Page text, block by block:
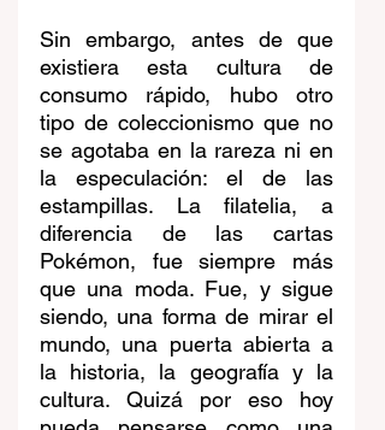
Sin embargo, antes de que
existiera esta cultura de
consumo rápido, hubo otro
tipo de coleccionismo que no
se agotaba en la rareza ni en
la especulación: el de las
estampillas. La filatelia, a
diferencia de las cartas
Pokémon, fue siempre más
que una moda. Fue, y sigue
siendo, una forma de mirar el
mundo, una puerta abierta a
la historia, la geografía y la
cultura. Quizá por eso hoy